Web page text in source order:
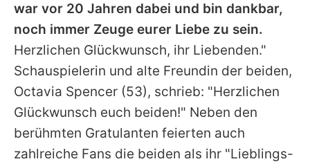
war vor 20 Jahren dabei und bin dankbar,
noch immer Zeuge eurer Liebe zu sein.
Herzlichen Glückwunsch, ihr Liebenden."
Schauspielerin und alte Freundin der beiden,
Octavia Spencer (53), schrieb: "Herzlichen
Glückwunsch euch beiden!" Neben den
berühmten Gratulanten feierten auch
zahlreiche Fans die beiden als ihr "Lieblings-